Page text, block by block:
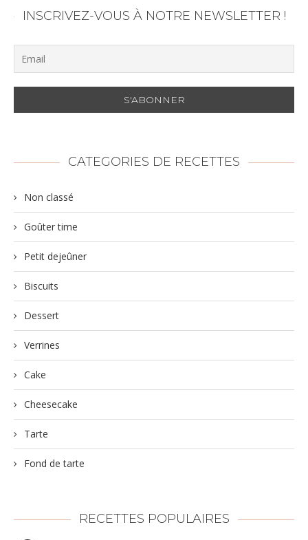
INSCRIVEZ-VOUS À NOTRE NEWSLETTER !
CATEGORIES DE RECETTES
Non classé
Goûter time
Petit dejeûner
Biscuits
Dessert
Verrines
Cake
Cheesecake
Tarte
Fond de tarte
RECETTES POPULAIRES